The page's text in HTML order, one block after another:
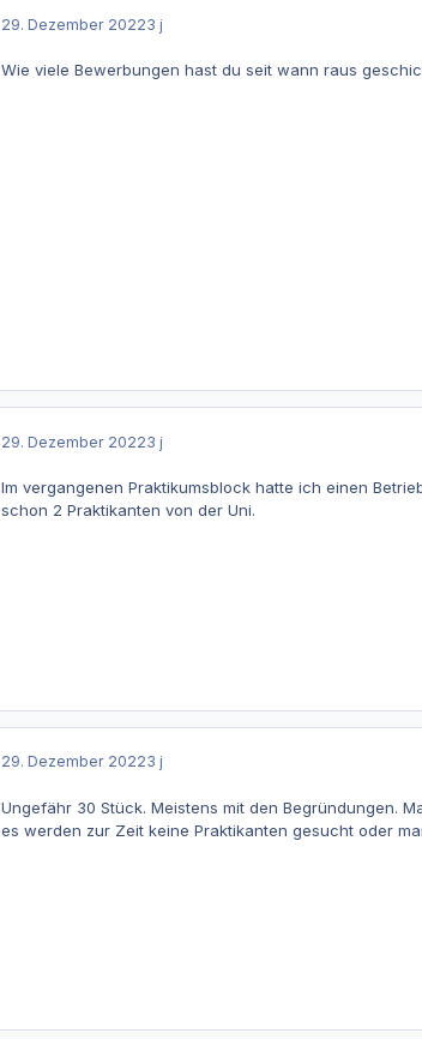
29. Dezember 20223 j
Wie viele Bewerbungen hast du seit wann raus
29. Dezember 20223 j
Im vergangenen Praktikumsblock hatte ich einen
schon 2 Praktikanten von der Uni.
29. Dezember 20223 j
Ungefähr 30 Stück. Meistens mit den Begründungen.
es werden zur Zeit keine Praktikanten gesucht oder